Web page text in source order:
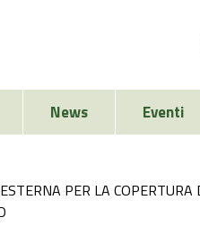
News Eventi
PER LA